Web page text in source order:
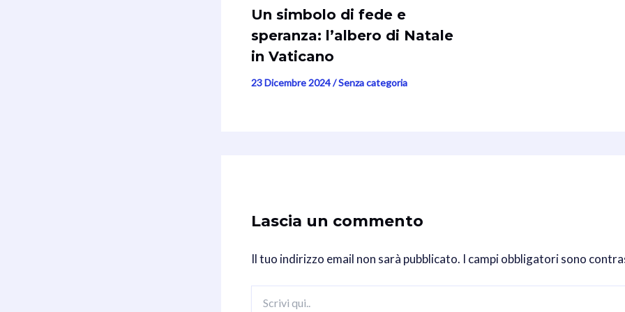
Un simbolo di fede e
speranza: l’albero di Natale
in Vaticano
23 Dicembre 2024/Senza categoria
Lascia un commento
Il tuo indirizzo email non sarà pubblicato. I campi obbligatori sono
qui..